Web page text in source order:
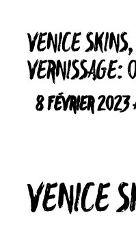
VENICE
8 FÉVRIER
VENICE